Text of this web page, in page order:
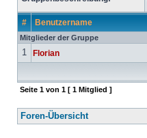
# Benutzername
Mitglieder der Gruppe
1 Florian
Seite 1 von 1 [ 1 Mitglied ]
Foren-Übersicht